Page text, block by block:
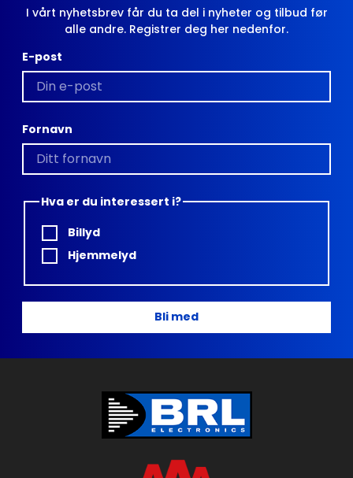
I vårt nyhetsbrev får du ta del i nyheter og tilbud før
alle andre. Registrer deg her nedenfor.
E-post
Fornavn
Hva er du interessert i?
Billyd
Hjemmelyd
Bli med